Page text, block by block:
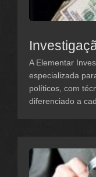
A Elementar
especializada
políticos, com
diferenciado a